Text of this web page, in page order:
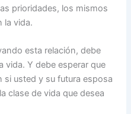
prioridades, los mismos
la vida.
esta relación, debe
vida. Y debe esperar que
usted y su futura esposa
clase de vida que desea